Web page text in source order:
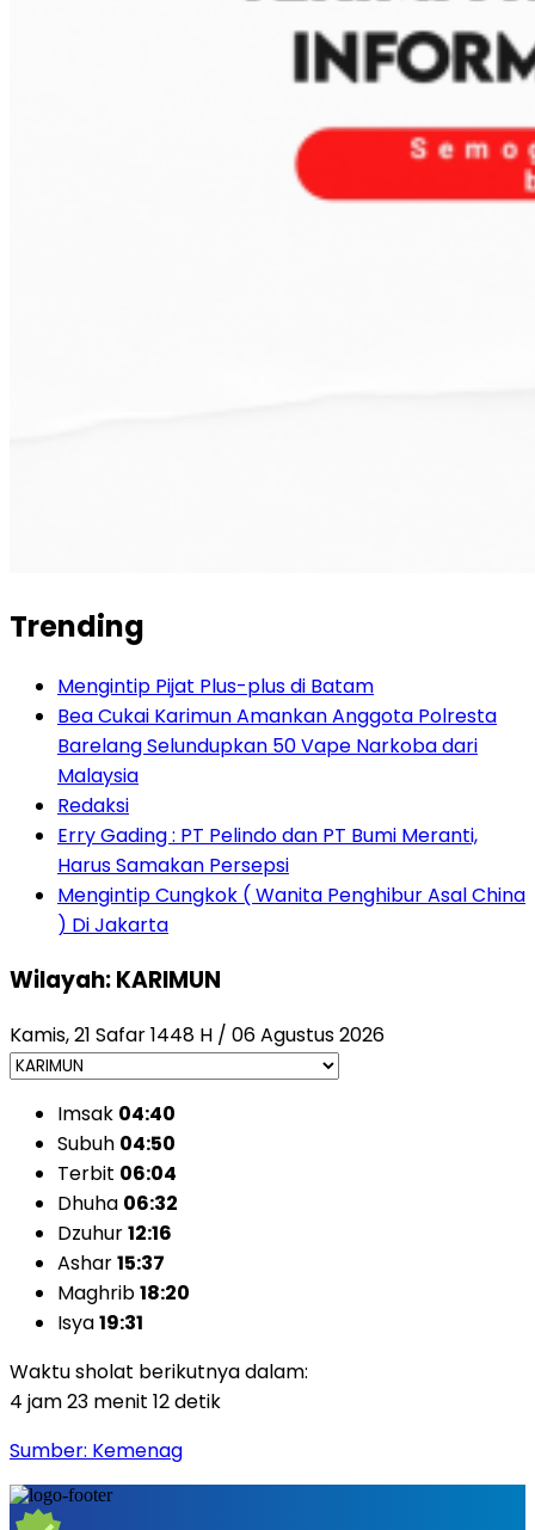
Trending
Mengintip Pijat Plus-plus di Batam
Bea Cukai Karimun Amankan Anggota Polresta
Barelang Selundupkan 50 Vape Narkoba dari
Malaysia
Redaksi
Erry Gading : PT Pelindo dan PT Bumi Meranti,
Harus Samakan Persepsi
Mengintip Cungkok ( Wanita Penghibur Asal China
) Di Jakarta
Wilayah: KARIMUN
Kamis, 21 Safar 1448 H / 06 Agustus 2026
Imsak 04:40
Subuh 04:50
Terbit 06:04
Dhuha 06:32
Dzuhur12:16
Ashar15:37
Maghrib18:20
Isya19:31
Waktu sholat berikutnya dalam:
4 jam 23 menit 10 detik
Sumber: Kemenag